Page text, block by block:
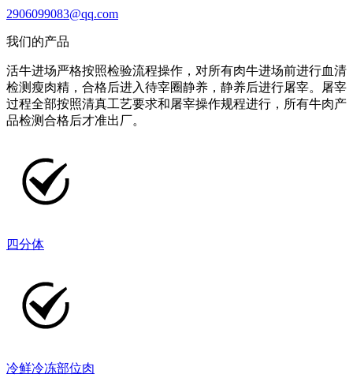
2906099083@qq.com
我们的产品
活牛进场严格按照检验流程操作，对所有肉牛进场前进行血清
检测瘦肉精，合格后进入待宰圈静养，静养后进行屠宰。屠宰
过程全部按照清真工艺要求和屠宰操作规程进行，所有牛肉产
品检测合格后才准出厂。
四分体
冷鲜冷冻部位肉